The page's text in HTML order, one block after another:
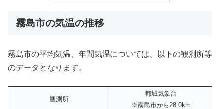
霧島市の気温の推移
霧島市の平均気温、年間気温については、以下の観測所等
のデータとなります。
観測所
都城気象台
※霧島市から28.0km